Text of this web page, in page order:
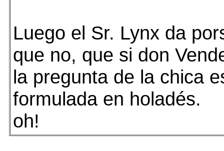
Luego el Sr. Lynx da
que no, que si don
la pregunta de la chica
formulada en holadés.
oh!